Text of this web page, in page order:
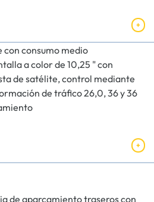
consumo medio
a color de 10,25 " con
de satélite, control mediante
de tráfico 26,0, 36 y 36
de aparcamiento traseros con